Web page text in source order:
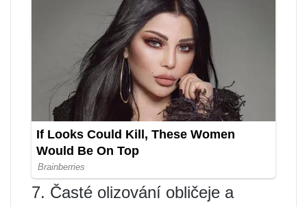
7. Časté olizování obličeje a